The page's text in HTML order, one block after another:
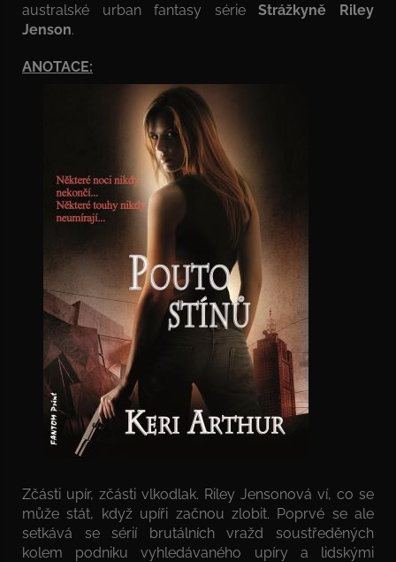
australské urban fantasy sérieStrážkyně Riley
Jenson.
ANOTACE:
Zčásti upír, zčásti vlkodlak. Riley Jensonová ví, co se
může stát, když upíři začnou zlobit. Poprvé se ale
setkává se sérií brutálních vražd soustředěných
kolem podniku vyhledávaného upíry a lidskými